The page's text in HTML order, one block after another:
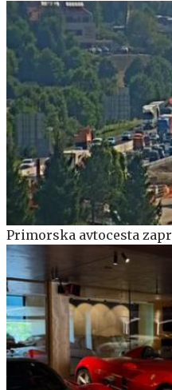
Primorska avtocesta